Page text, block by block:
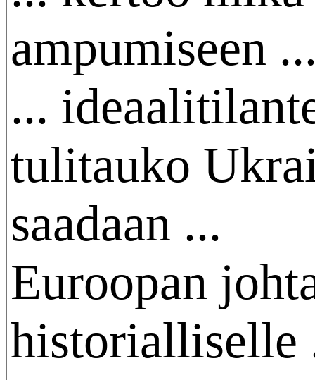
ampumiseen
...
tulitauko
saadaan ...
Euroopan
historialliselle